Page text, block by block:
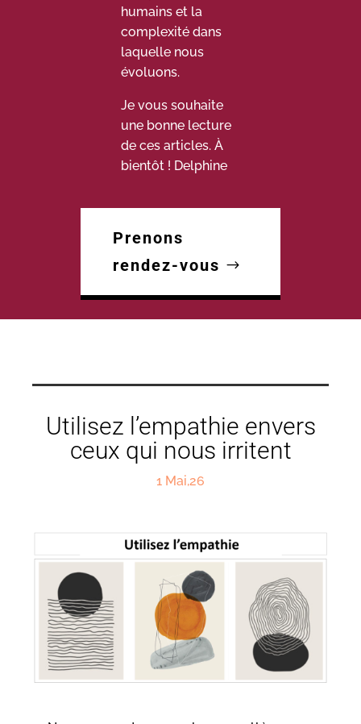
humains et la
complexité dans
laquelle nous
évoluons.
Je vous souhaite
une bonne lecture
de ces articles. À
bientôt ! Delphine
Prenons
rendez-vous
Utilisez l’empathie envers
ceux qui nous irritent
1 Mai,26